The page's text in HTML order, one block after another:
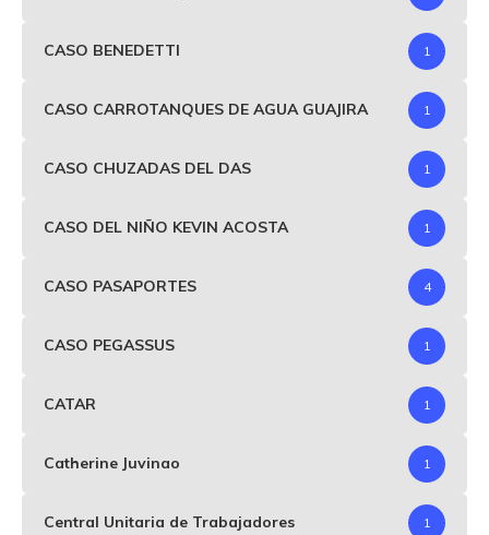
CASO BENEDETTI 1
CASO CARROTANQUES DE AGUA GUAJIRA 1
CASO CHUZADAS DEL DAS 1
CASO DEL NIÑO KEVIN ACOSTA 1
CASO PASAPORTES 4
CASO PEGASSUS 1
CATAR 1
Catherine Juvinao 1
Central Unitaria de Trabajadores 1